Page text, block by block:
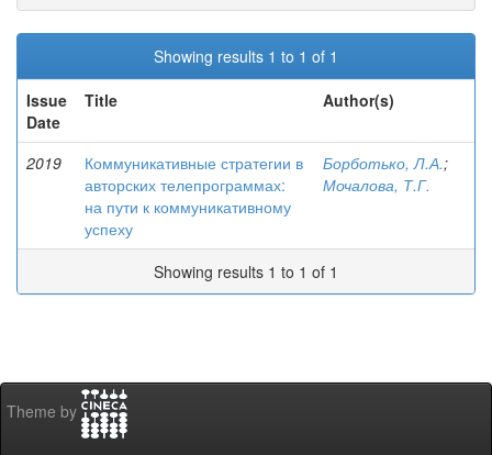
Showing results 1 to 1 of 1
Issue
Date
Title Author(s)
2019
Коммуникативные стратегии в
авторских телепрограммах:
на пути к коммуникативному
успеху
Борботько, Л.А.;
Мочалова, Т.Г.
Showing results 1 to 1 of 1
Theme by